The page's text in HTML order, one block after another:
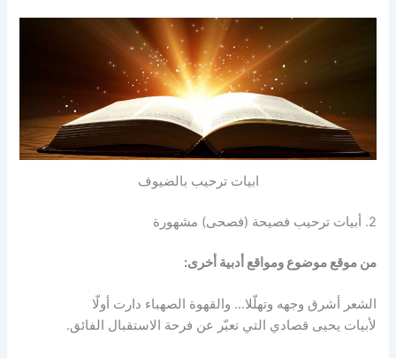
ابيات ترحيب بالضيوف
2. أبيات ترحيب فصيحة (فصحى) مشهورة
من موقع موضوع ومواقع أدبية أخرى:
الشعر أشرق وجهه وتهلّلا… والقهوة الصهباء دارت أولّا
لأبيات يحيى قصادي التي تعبّر عن فرحة الاستقبال الفائق.